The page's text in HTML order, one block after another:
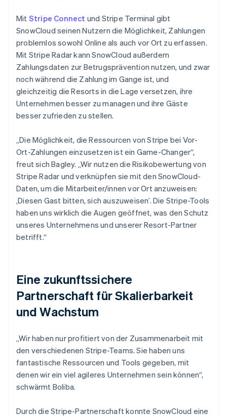
Mit Stripe Connect und Stripe Terminal gibt
SnowCloud seinen Nutzern die Möglichkeit, Zahlungen
problemlos sowohl Online als auch vor Ort zu erfassen.
Mit Stripe Radar kann SnowCloud außerdem
Zahlungsdaten zur Betrugsprävention nutzen, und zwar
noch während die Zahlung im Gange ist, und
gleichzeitig die Resorts in die Lage versetzen, ihre
Unternehmen besser zu managen und ihre Gäste
besser zufrieden zu stellen.
„Die Möglichkeit, die Ressourcen von Stripe bei Vor-
Ort-Zahlungen einzusetzen ist ein Game-Changer“,
freut sich Bagley. „Wir nutzen die Risikobewertung von
Stripe Radar und verknüpfen sie mit den SnowCloud-
Daten, um die Mitarbeiter/innen vor Ort anzuweisen:
‚Diesen Gast bitten, sich auszuweisen’. Die Stripe-Tools
haben uns wirklich die Augen geöffnet, was den Schutz
unseres Unternehmens und unserer Resort-Partner
betrifft.“
Eine zukunftssichere
Partnerschaft für Skalierbarkeit
und Wachstum
„Wir haben nur profitiert von der Zusammenarbeit mit
den verschiedenen Stripe-Teams. Sie haben uns
fantastische Ressourcen und Tools gegeben, mit
denen wir ein viel agileres Unternehmen sein können“,
schwärmt Boliba.
Durch die Stripe-Partnerschaft konnte SnowCloud eine